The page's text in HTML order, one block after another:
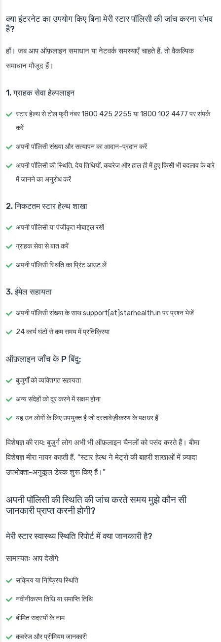
क्या इंटरनेट का उपयोग किए बिना मेरी स्टार पॉलिसी की जांच करना संभव
है?
हाँ। जब आप ऑफ़लाइन समाधान या नेटवर्क समस्याएँ चाहते हैं, तो वैकल्पिक
समाधान मौजूद हैं।
1. ग्राहक सेवा हेल्पलाइन
स्टार हेल्थ से टोल फ्री नंबर 1800 425 2255 या 1800 102 4477 पर संपर्क
करें
अपनी पॉलिसी संख्या और सत्यापन का आदान-प्रदान करें
अपनी पॉलिसी की स्थिति, देय तिथियों, कवरेज और हाल ही में हुए किसी भी बदलाव के बारे
में जानने का अनुरोध करें
2. निकटतम स्टार हेल्थ शाखा
अपनी पॉलिसी या पंजीकृत मोबाइल रखें
ग्राहक सेवा से बात करें
अपनी पॉलिसी स्थिति का प्रिंट आउट लें
3. ईमेल सहायता
अपनी पॉलिसी संख्या के साथ support[at]starhealth.in पर प्रश्न भेजें
24 कार्य घंटों से कम समय में प्रतिक्रिया
ऑफ़लाइन जाँच के P बिंदु:
बुजुर्गों को व्यक्तिगत सहायता
अन्य संदेहों को दूर करने में सक्षम होना
यह उन लोगों के लिए उपयुक्त है जो दस्तावेज़ीकरण के पक्षधर हैं
विशेषज्ञ की राय: बुज़ुर्ग लोग अभी भी ऑफ़लाइन चैनलों को पसंद करते हैं। बीमा
विशेषज्ञ मीरा नायर कहती हैं, “स्टार हेल्थ ने मेट्रो की बाहरी शाखाओं में ज़्यादा
उपभोक्ता-अनुकूल डेस्क शुरू किए हैं।”
अपनी पॉलिसी की स्थिति की जांच करते समय मुझे कौन सी
जानकारी प्राप्त करनी होगी?
मेरी स्टार स्वास्थ्य स्थिति रिपोर्ट में क्या जानकारी है?
सामान्यतः आप देखेंगे:
सक्रिय या निष्क्रिय स्थिति
नवीनीकरण तिथि या समाप्ति तिथि
बीमित सदस्यों के नाम
कवरेज और प्रीमियम जानकारी